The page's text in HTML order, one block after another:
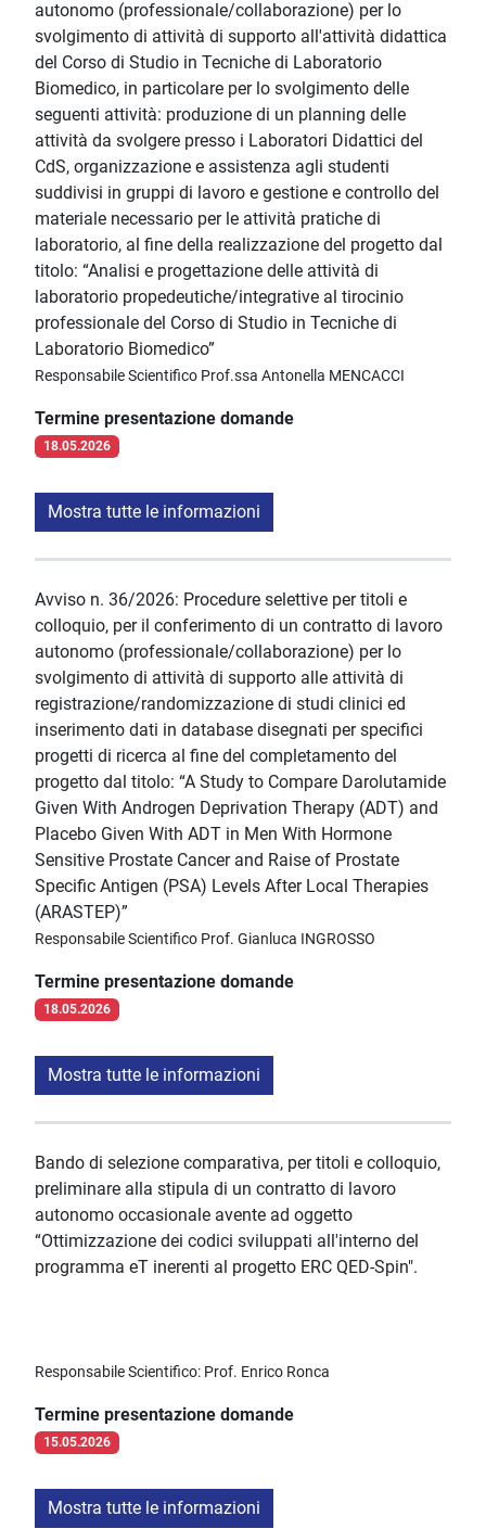
autonomo (professionale/collaborazione) per lo
svolgimento di attività di supporto all'attività didattica
del Corso di Studio in Tecniche di Laboratorio
Biomedico, in particolare per lo svolgimento delle
seguenti attività: produzione di un planning delle
attività da svolgere presso i Laboratori Didattici del
CdS, organizzazione e assistenza agli studenti
suddivisi in gruppi di lavoro e gestione e controllo del
materiale necessario per le attività pratiche di
laboratorio, al fine della realizzazione del progetto dal
titolo: “Analisi e progettazione delle attività di
laboratorio propedeutiche/integrative al tirocinio
professionale del Corso di Studio in Tecniche di
Laboratorio Biomedico”
Responsabile Scientifico Prof.ssa Antonella MENCACCI
Termine presentazione domande
18.05.2026
Mostra tutte le informazioni
Avviso n. 36/2026: Procedure selettive per titoli e
colloquio, per il conferimento di un contratto di lavoro
autonomo (professionale/collaborazione) per lo
svolgimento di attività di supporto alle attività di
registrazione/randomizzazione di studi clinici ed
inserimento dati in database disegnati per specifici
progetti di ricerca al fine del completamento del
progetto dal titolo: “A Study to Compare Darolutamide
Given With Androgen Deprivation Therapy (ADT) and
Placebo Given With ADT in Men With Hormone
Sensitive Prostate Cancer and Raise of Prostate
Specific Antigen (PSA) Levels After Local Therapies
(ARASTEP)”
Responsabile Scientifico Prof. Gianluca INGROSSO
Termine presentazione domande
18.05.2026
Mostra tutte le informazioni
Bando di selezione comparativa, per titoli e colloquio,
preliminare alla stipula di un contratto di lavoro
autonomo occasionale avente ad oggetto
“Ottimizzazione dei codici sviluppati all'interno del
programma eT inerenti al progetto ERC QED-Spin".
Responsabile Scientifico: Prof. Enrico Ronca
Termine presentazione domande
15.05.2026
Mostra tutte le informazioni